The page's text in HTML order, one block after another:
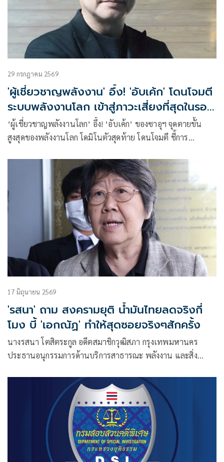
29 กรกฎาคม 2569
'ผู้เชี่ยวชาญพลังงาน' อึ้ง! 'อับเค้ก' โดนโจมตี
ระบบพลังงานโลก เข้าสู่ภาวะเสี่ยงที่สุดในรอบ
50 ปี
‘ผู้เชี่ยวชาญพลังงานโลก’ อึ้ง! ‘อับเค้ก’ ของซาอุฯ จุดตายขั้น
สูงสุดของพลังงานโลก โดมิโนตัวสุดท้าย โดนโจมตี ชี้การ
หวั่นการขาดแคลนโครงสร้างพลังงานโลกอย่างถาวร เข้าสู่ภาวะ
สุ่มเสี่ยงที่สุดในรอบ 50 ปีอย่างเป็นทางการ
17 มิถุนายน 2569
'รสนา' ถาม สงครามยุติ น้ำมันไทยลดจริงกี่
โมง บี้ 'เอกณัฏ' ทำให้สุดซอยจริงๆสักครั้ง
นางรสนา โตสิตระกูล อดีตสมาชิกวุฒิสภา กรุงเทพมหานคร
ประธานอนุกรรมการด้านบริการสาธารณะ พลังงาน และสิ่ง